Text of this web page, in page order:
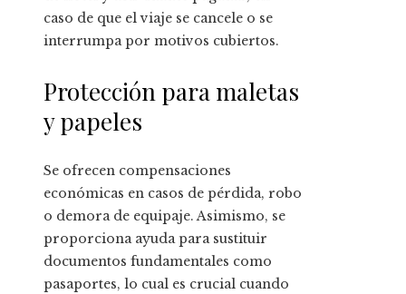
caso de que el viaje se cancele o se
interrumpa por motivos cubiertos.
Protección para maletas
y papeles
Se ofrecen compensaciones
económicas en casos de pérdida, robo
o demora de equipaje. Asimismo, se
proporciona ayuda para sustituir
documentos fundamentales como
pasaportes, lo cual es crucial cuando